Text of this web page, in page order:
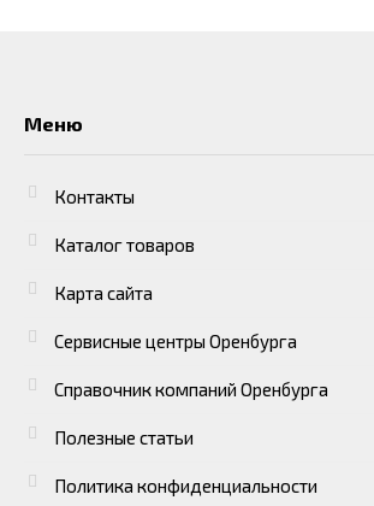
Меню
Контакты
Каталог товаров
Карта сайта
Сервисные центры Оренбурга
Справочник компаний Оренбурга
Полезные статьи
Политика конфиденциальности